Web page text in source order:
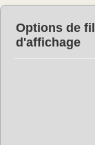
Options de
d'affichage